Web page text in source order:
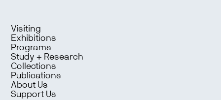
Visiting
Exhibitions
Programs
Study + Research
Collections
Publications
About Us
Support Us